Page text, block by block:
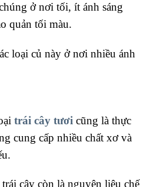
ở nơi tối, ít ánh sáng
quản tối màu.
loại củ này ở nơi nhiều ánh
trái cây tươi cũng là thực
cung cấp nhiều chất xơ và
cây còn là nguyên liệu chế